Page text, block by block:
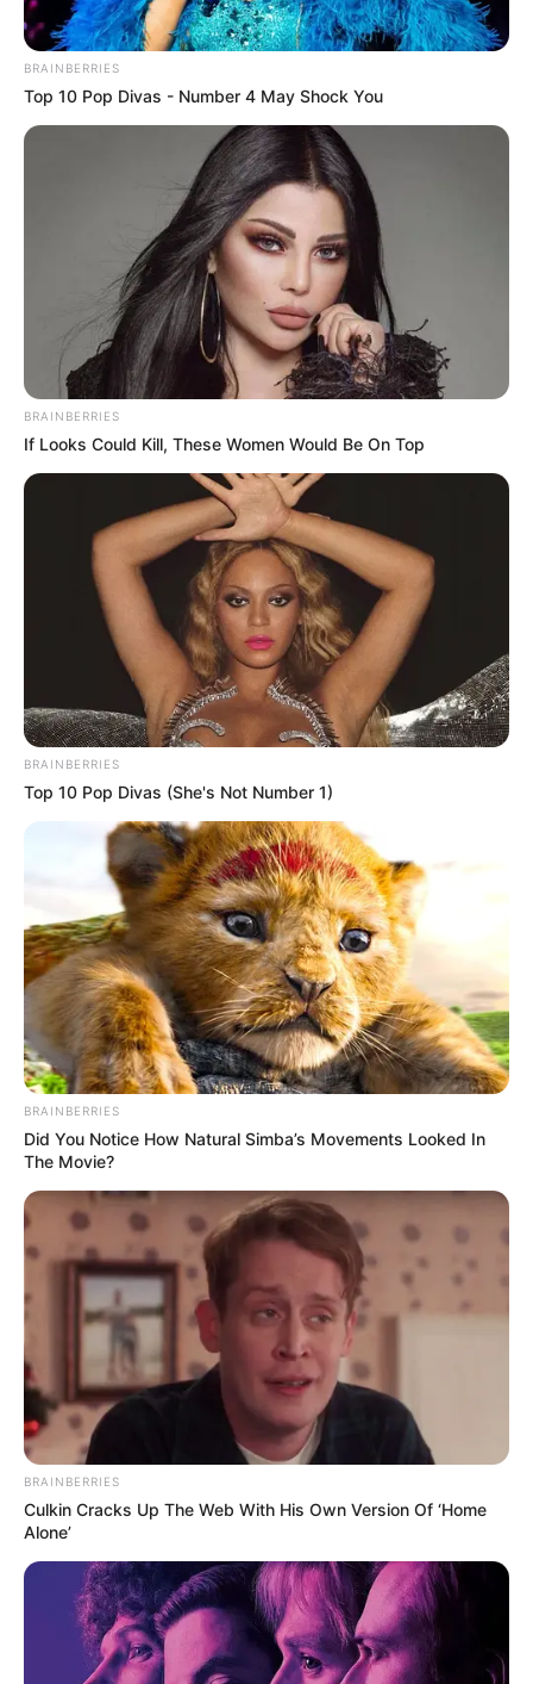
Um lar cheio de amor
YouTube
Vasos de planta
Esse é um artesanato com pote de sorvete
comum.Porém, você pode dar um acabamento
muito mais bonito para o seu vaso, combinando
com o ambiente.
Arteblog
BRAINBERRIES
Top 10 Pop Divas - Number 4 May Shock You
BRAINBERRIES
If Looks Could Kill, These Women Would Be On Top
BRAINBERRIES
Top 10 Pop Divas (She's Not Number 1)
BRAINBERRIES
Did You Notice How Natural Simba’s Movements Looked In
The Movie?
BRAINBERRIES
Culkin Cracks Up The Web With His Own Version Of ‘Home
Alone’